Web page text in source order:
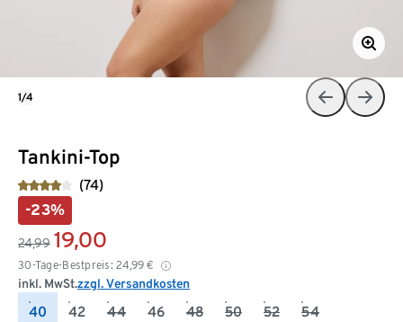
Tankini-Top
(74)
-23%
24,99 19,00
30-Tage-Bestpreis: 24,99 €
inkl. MwSt.zzgl. Versandkosten
40 42 44 46 48 50 52 54
1/4